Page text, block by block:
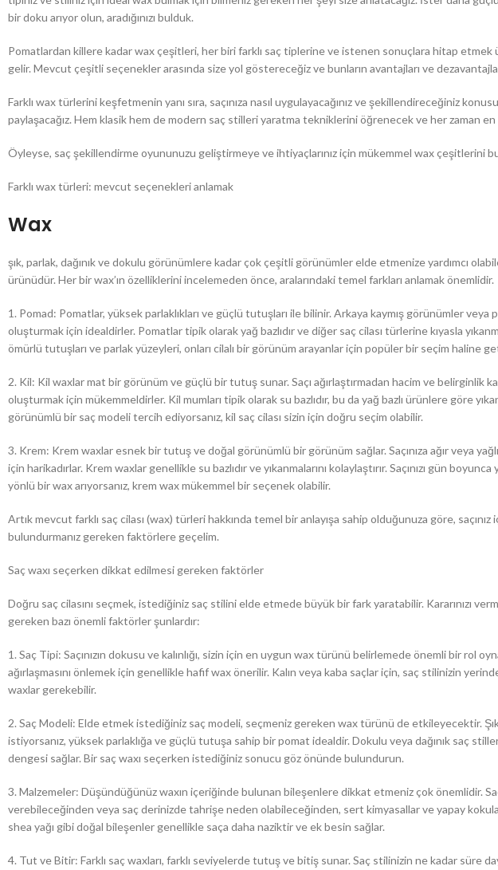
bir doku arıyor olun, aradığınızı bulduk.
Pomatlardan killere kadar wax çeşitleri, her biri farklı saç tiplerine ve istenen sonuçlara hitap etmek
gelir. Mevcut çeşitli seçenekler arasında size yol göstereceğiz ve bunların avantajları ve
Farklı wax türlerini keşfetmenin yanı sıra, saçınıza nasıl uygulayacağınız ve şekillendireceğiniz
paylaşacağız. Hem klasik hem de modern saç stilleri yaratma tekniklerini öğrenecek ve her zaman en
Öyleyse, saç şekillendirme oyununuzu geliştirmeye ve ihtiyaçlarınız için mükemmel wax çeşitlerini
Farklı wax türleri: mevcut seçenekleri anlamak
Wax
şık, parlak, dağınık ve dokulu görünümlere kadar çok çeşitli görünümler elde etmenize yardımcı
ürünüdür. Her bir wax’ın özelliklerini incelemeden önce, aralarındaki temel farkları anlamak önemlidir.
1. Pomad: Pomatlar, yüksek parlaklıkları ve güçlü tutuşları ile bilinir. Arkaya kaymış görünümler
oluşturmak için idealdirler. Pomatlar tipik olarak yağ bazlıdır ve diğer saç cilası türlerine kıyasla
ömürlü tutuşları ve parlak yüzeyleri, onları cilalı bir görünüm arayanlar için popüler bir seçim haline
2. Kil: Kil waxlar mat bir görünüm ve güçlü bir tutuş sunar. Saçı ağırlaştırmadan hacim ve belirginlik
oluşturmak için mükemmeldirler. Kil mumları tipik olarak su bazlıdır, bu da yağ bazlı ürünlere göre
görünümlü bir saç modeli tercih ediyorsanız, kil saç cilası sizin için doğru seçim olabilir.
3. Krem: Krem waxlar esnek bir tutuş ve doğal görünümlü bir görünüm sağlar. Saçınıza ağır veya
için harikadırlar. Krem waxlar genellikle su bazlıdır ve yıkanmalarını kolaylaştırır. Saçınızı gün
yönlü bir wax arıyorsanız, krem wax mükemmel bir seçenek olabilir.
Artık mevcut farklı saç cilası (wax) türleri hakkında temel bir anlayışa sahip olduğunuza göre,
bulundurmanız gereken faktörlere geçelim.
Saç waxı seçerken dikkat edilmesi gereken faktörler
Doğru saç cilasını seçmek, istediğiniz saç stilini elde etmede büyük bir fark yaratabilir. Kararınızı
gereken bazı önemli faktörler şunlardır:
1. Saç Tipi: Saçınızın dokusu ve kalınlığı, sizin için en uygun wax türünü belirlemede önemli bir rol
ağırlaşmasını önlemek için genellikle hafif wax önerilir. Kalın veya kaba saçlar için, saç stilinizin
waxlar gerekebilir.
2. Saç Modeli: Elde etmek istediğiniz saç modeli, seçmeniz gereken wax türünü de etkileyecektir.
istiyorsanız, yüksek parlaklığa ve güçlü tutuşa sahip bir pomat idealdir. Dokulu veya dağınık saç
dengesi sağlar. Bir saç waxı seçerken istediğiniz sonucu göz önünde bulundurun.
3. Malzemeler: Düşündüğünüz waxın içeriğinde bulunan bileşenlere dikkat etmeniz çok önemlidir.
verebileceğinden veya saç derinizde tahrişe neden olabileceğinden, sert kimyasallar ve yapay
shea yağı gibi doğal bileşenler genellikle saça daha naziktir ve ek besin sağlar.
4. Tut ve Bitir: Farklı saç waxları, farklı seviyelerde tutuş ve bitiş sunar. Saç stilinizin ne kadar süre